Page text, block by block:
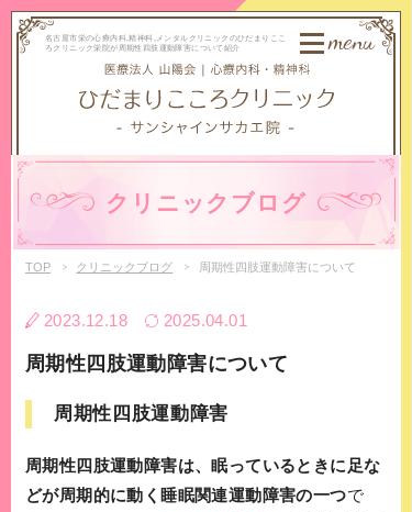
名古屋市栄の心療内科,精神科,メンタルクリニックのひだまりここ
ろクリニック栄院が周期性四肢運動障害について紹介
menu
クリニックブログ
TOP クリニックブログ 周期性四肢運動障害について
2023.12.18 2025.04.01
周期性四肢運動障害について
周期性四肢運動障害
周期性四肢運動障害は、眠っているときに足な
どが周期的に動く睡眠関連運動障害の一つで